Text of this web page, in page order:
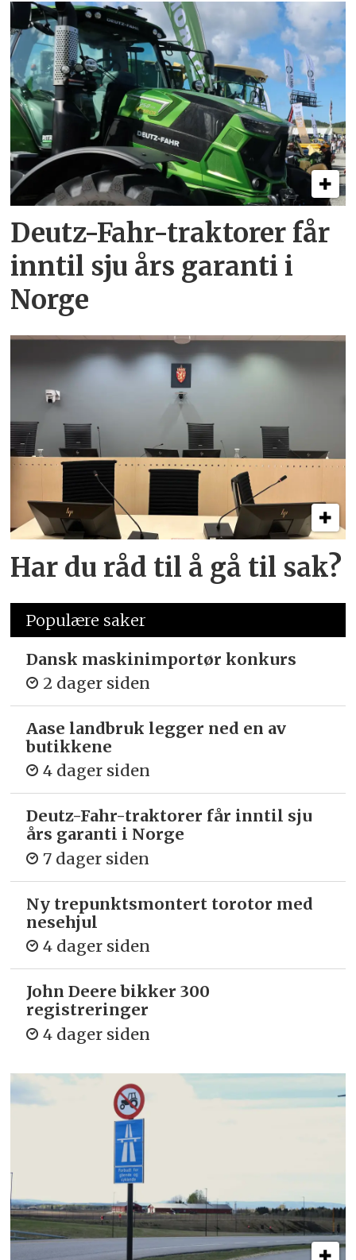
Deutz-Fahr-traktorer får
inntil sju års garanti i
Norge
Har du råd til å gå til sak?
Populære saker
Dansk maskinimportør konkurs
2 dager siden
Aase landbruk legger ned en av
butikkene
4 dager siden
Deutz-Fahr-traktorer får inntil sju
års garanti i Norge
7 dager siden
Ny trepunkts­montert torotor med
nesehjul
4 dager siden
John Deere bikker 300
registreringer
4 dager siden